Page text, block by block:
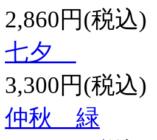
2,860円(税込)
七夕
3,300円(税込)
仲秋 緑